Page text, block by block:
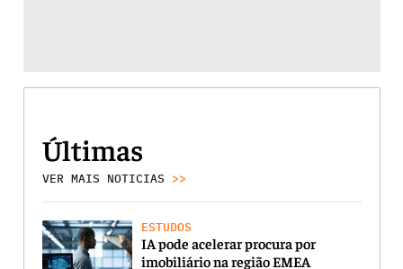
Últimas
VER MAIS NOTICIAS >>
ESTUDOS
IA pode acelerar procura por
imobiliário na região EMEA